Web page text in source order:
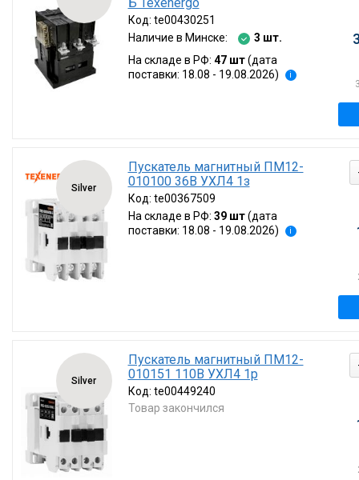
Код: te00430251
Наличие в Минске:
3 шт.
На складе в РФ: 47 шт (дата
поставки: 18.08 - 19.08.2026)
i
Silver
Пускатель магнитный ПМ12-
010100 36В УХЛ4 1з
Код: te00367509
На складе в РФ: 39 шт (дата
поставки: 18.08 - 19.08.2026)
i
Silver
Пускатель магнитный ПМ12-
010151 110В УХЛ4 1р
Код: te00449240
Товар закончился